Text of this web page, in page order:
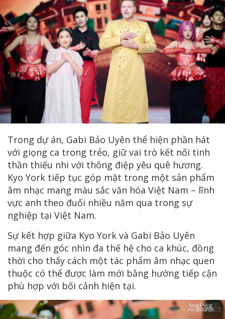
Trong dự án, Gabi Bảo Uyên thể hiện phần hát
với giọng ca trong trẻo, giữ vai trò kết nối tinh
thần thiếu nhi với thông điệp yêu quê hương.
Kyo York tiếp tục góp mặt trong một sản phẩm
âm nhạc mang màu sắc văn hóa Việt Nam – lĩnh
vực anh theo đuổi nhiều năm qua trong sự
nghiệp tại Việt Nam.
Sự kết hợp giữa Kyo York và Gabi Bảo Uyên
mang đến góc nhìn đa thế hệ cho ca khúc, đồng
thời cho thấy cách một tác phẩm âm nhạc quen
thuộc có thể được làm mới bằng hướng tiếp cận
phù hợp với bối cảnh hiện tại.